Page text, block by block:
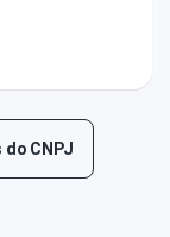
CNPJ